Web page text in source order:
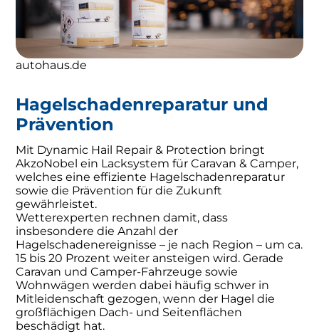
autohaus.de
Hagelschadenreparatur und
Prävention
Mit Dynamic Hail Repair & Protection bringt
AkzoNobel ein Lacksystem für Caravan & Camper,
welches eine effiziente Hagelschadenreparatur
sowie die Prävention für die Zukunft
gewährleistet.
Wetterexperten rechnen damit, dass
insbesondere die Anzahl der
Hagelschadenereignisse – je nach Region – um ca.
15 bis 20 Prozent weiter ansteigen wird. Gerade
Caravan und Camper-Fahrzeuge sowie
Wohnwägen werden dabei häufig schwer in
Mitleidenschaft gezogen, wenn der Hagel die
großflächigen Dach- und Seitenflächen
beschädigt hat.